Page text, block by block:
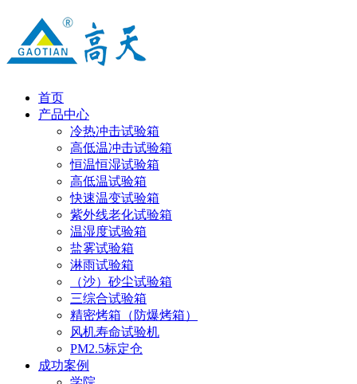
首页
产品中心
冷热冲击试验箱
高低温冲击试验箱
恒温恒湿试验箱
高低温试验箱
快速温变试验箱
紫外线老化试验箱
温湿度试验箱
盐雾试验箱
淋雨试验箱
（沙）砂尘试验箱
三综合试验箱
精密烤箱（防爆烤箱）
风机寿命试验机
PM2.5标定仓
成功案例